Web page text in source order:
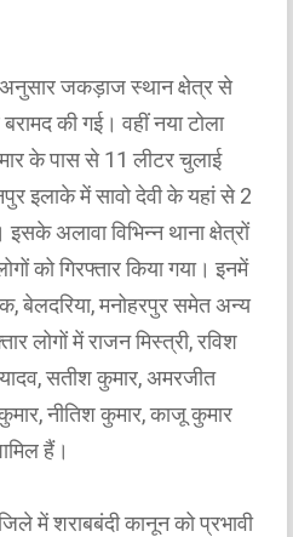
अनुसार जकड़ाज स्थान क्षेत्र से
की गई। वहीं नया टोला
के पास से 11 लीटर चुलाई
इलाके में सावो देवी के यहां से 2
अलावा विभिन्न थाना क्षेत्रों
को गिरफ्तार किया गया। इनमें
बेलदरिया, मनोहरपुर समेत अन्य
लोगों में राजन मिस्त्री, रविश
सतीश कुमार, अमरजीत
नीतिश कुमार, काजू कुमार
हैं।
में शराबबंदी कानून को प्रभावी